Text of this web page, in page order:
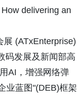
delivering an
展 (ATxEnterprise)
码发展及新闻部高
AI，增强网络弹
业蓝图"(DEB)框架